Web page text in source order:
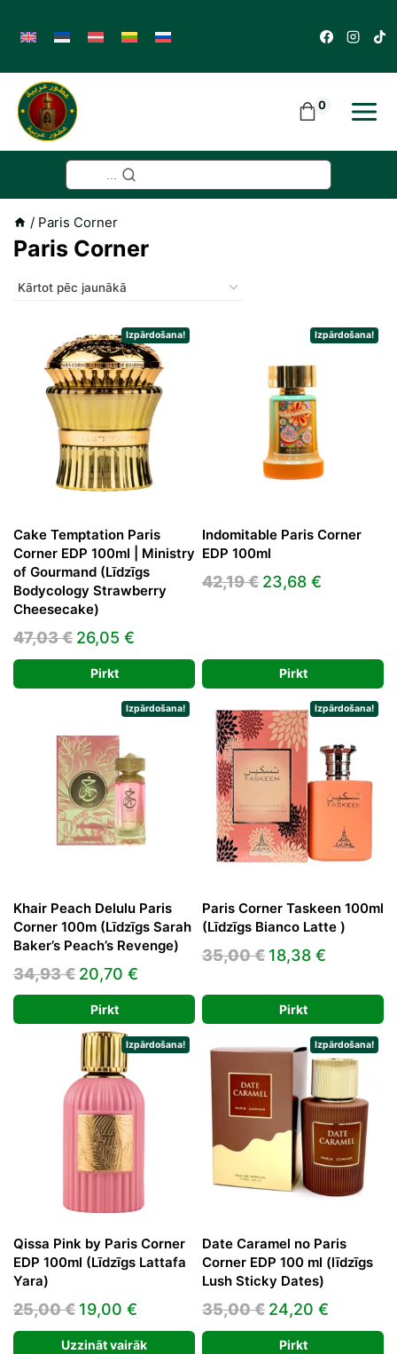
content
0
/ Paris Corner
Paris Corner
Izpārdošana!
Cake Temptation Paris
Corner EDP 100ml | Ministry
of Gourmand (Līdzīgs
Bodycology Strawberry
Cheesecake)
47,03€ Original
price
was:
47,03 €.
26,05 €
price
is:
26,05 €.
Pirkt
Izpārdošana!
Indomitable Paris Corner
EDP 100ml
42,19€ Original
23,68 €
Pirkt
Izpārdošana!
Khair Peach Delulu Paris
Corner 100m (Līdzīgs Sarah
Baker’s Peach’s Revenge)
34,93€ Original
price
was:
34,93 €.
20,70 €
price
is:
20,70 €.
Pirkt
Izpārdošana!
Paris Corner Taskeen 100ml
(Līdzīgs Bianco Latte )
35,00€ Original
was:
35,00 €.
18,38 €
18,38 €.
Pirkt
Izpārdošana!
Qissa Pink by Paris Corner
EDP 100ml (Līdzīgs Lattafa
Yara)
25,00€ Original
price
19,00 €
price
Uzzināt vairāk
Izpārdošana!
Date Caramel no Paris
Corner EDP 100 ml (līdzīgs
Lush Sticky Dates)
35,00€ Original
price
24,20 €
price
Pirkt